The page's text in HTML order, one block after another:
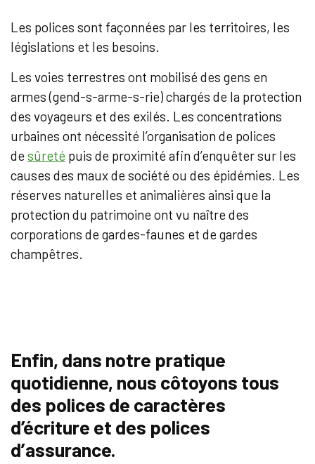
Les polices sont façonnées par les territoires, les
législations et les besoins.
Les voies terrestres ont mobilisé des gens en
armes (gend-s-arme-s-rie) chargés de la protection
des voyageurs et des exilés. Les concentrations
urbaines ont nécessité l’organisation de polices
de sûreté puis de proximité afin d’enquêter sur les
causes des maux de société ou des épidémies. Les
réserves naturelles et animalières ainsi que la
protection du patrimoine ont vu naître des
corporations de gardes-faunes et de gardes
champêtres.
Enfin, dans notre pratique
quotidienne, nous côtoyons tous
des polices de caractères
d’écriture et des polices
d’assurance.